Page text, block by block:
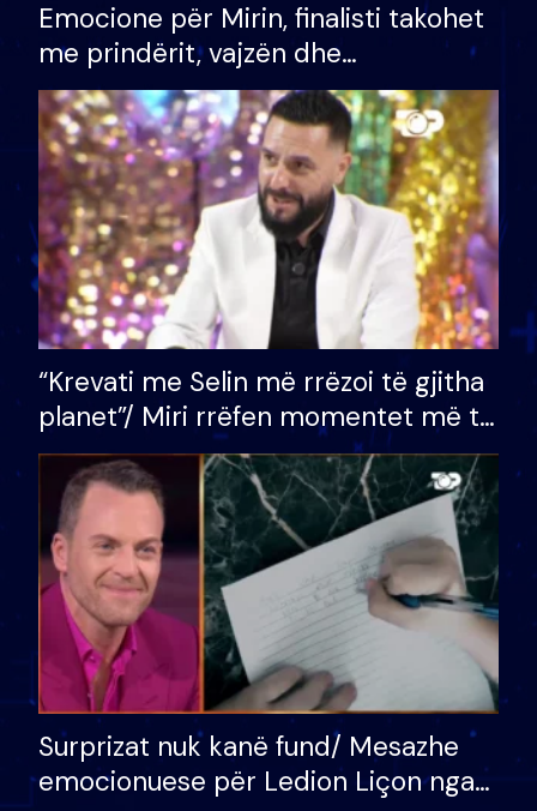
Emocione për Mirin, finalisti takohet
me prindërit, vajzën dhe
bashkëshorten: S’kemi ndonjë letër
divorci apo jo?
“Krevati me Selin më rrëzoi të gjitha
planet”/ Miri rrëfen momentet më të
bukura në shtëpinë e BB VIP: Do më
mungojë zilja e mëngjesit kur…
Surprizat nuk kanë fund/ Mesazhe
emocionuese për Ledion Liçon nga